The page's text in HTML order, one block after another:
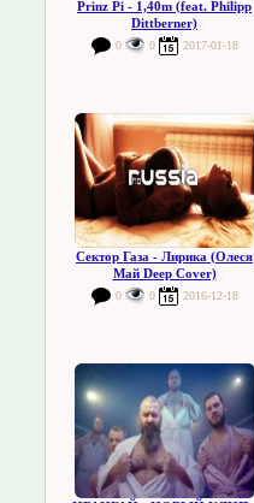
Prinz Pi - 1,40m (feat. Philipp
Dittberner)
0 0 2017-01-18
Сектор Газа - Лирика (Олеся
Май Deep Cover)
0 0 2016-12-18